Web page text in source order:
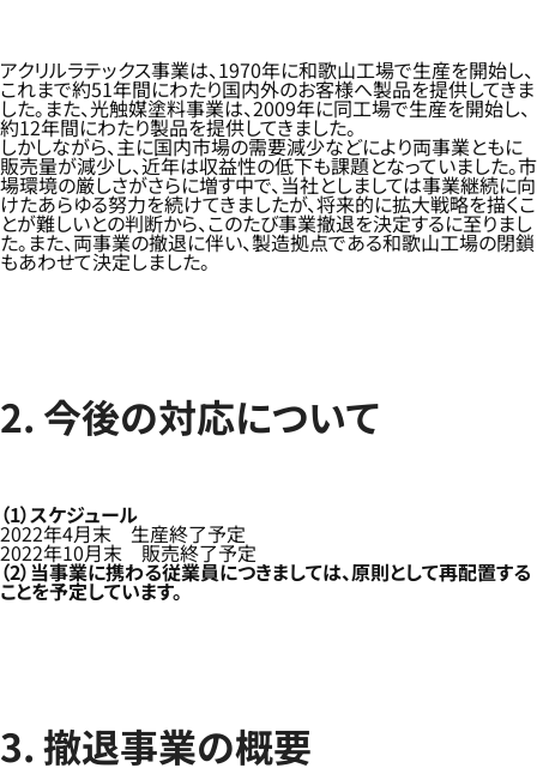
アクリルラテックス事業は、1970年に和歌山工場で生産を開始し、
これまで約51年間にわたり国内外のお客様へ製品を提供してきま
した。また、光触媒塗料事業は、2009年に同工場で生産を開始し、
約12年間にわたり製品を提供してきました。
しかしながら、主に国内市場の需要減少などにより両事業ともに
販売量が減少し、近年は収益性の低下も課題となっていました。市
場環境の厳しさがさらに増す中で、当社としましては事業継続に向
けたあらゆる努力を続けてきましたが、将来的に拡大戦略を描くこ
とが難しいとの判断から、このたび事業撤退を決定するに至りまし
た。また、両事業の撤退に伴い、製造拠点である和歌山工場の閉鎖
もあわせて決定しました。
2. 今後の対応について
（1）スケジュール
2022年4月末 生産終了予定
2022年10月末 販売終了予定
（2）当事業に携わる従業員につきましては、原則として再配置する
ことを予定しています。
3. 撤退事業の概要